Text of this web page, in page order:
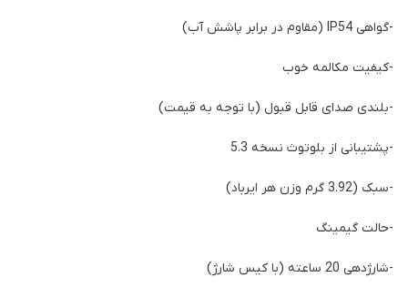
-گواهی IP54 (مقاوم در برابر پاشش آب)
-کیفیت مکالمه خوب
-بلندی صدای قابل قبول (با توجه به قیمت)
-پشتیبانی از بلوتوث نسخه 5.3
-سبک (3.92 گرم وزن هر ایرباد)
-حالت گیمینگ
-شارژدهی 20 ساعته (با کیس شارژ)